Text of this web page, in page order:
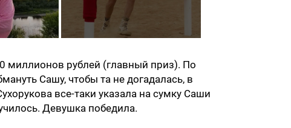
миллионов рублей (главный приз). По
Сашу, чтобы та не догадалась, в
все-таки указала на сумку Саши
Девушка победила.